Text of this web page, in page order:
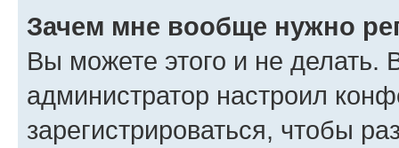
Зачем мне вообще нужно
Вы можете этого и не делать.
администратор настроил
зарегистрироваться, чтобы